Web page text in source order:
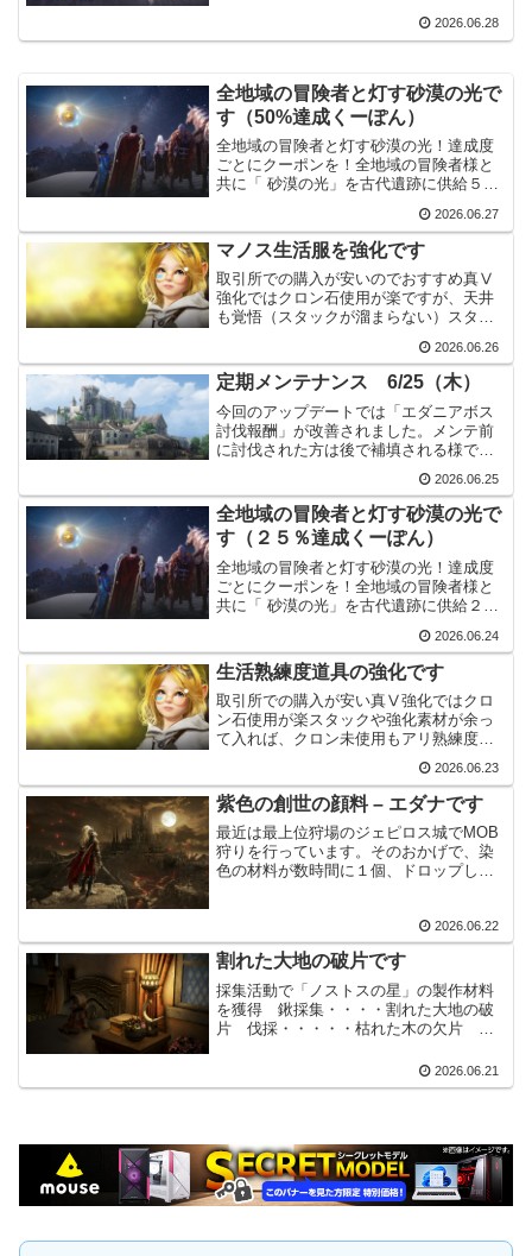
ただちょっと報酬が微妙です。狩りスペ
シャルパスを購入し...
2026.06.28
全地域の冒険者と灯す砂漠の光で
す（50%達成くーぽん）
全地域の冒険者と灯す砂漠の光！達成度
ごとにクーポンを！全地域の冒険者様と
共に「 砂漠の光」を古代遺跡に供給５
BRIG-HTER50%、2段階証の目標獲得数
「500,000,000個」を達成したようで...
2026.06.27
マノス生活服を強化です
取引所での購入が安いのでおすすめ真Ⅴ
強化ではクロン石使用が楽ですが、天井
も覚悟（スタックが溜まらない）スタッ
化自体に時間が掛かる事を注意生活熟練
度を少しでも上げる為、マノス生活服に
手を出しました。・・・強...
2026.06.26
定期メンテナンス 6/25（木）
今回のアップデートでは「エダニアボス
討伐報酬」が改善されました。メンテ前
に討伐された方は後で補填される様で
まります。ソラレレギュラーシーズンが
終わったので、しばらくは赤戦になりそ
うです。主要アップデート各...
2026.06.25
全地域の冒険者と灯す砂漠の光で
す（２５％達成くーぽん）
全地域の冒険者と灯す砂漠の光！達成度
ごとにクーポンを！全地域の冒険者様と
共に「 砂漠の光」を古代遺跡に供給２
OURY-EARSまずは25%、1段階証の目標
獲得数「250,000,000個」を達成した...
2026.06.24
生活熟練度道具の強化です
取引所での購入が安い真Ⅴ強化ではクロ
ン石使用が楽スタックや強化素材が余っ
て入れば、クロン未使用もアリ熟練度を
少しでも上げる為、生活熟練度道具を強
化しました。おたまやフラスコ、椅子と
かです。アクセや服に比べれば、かなり
楽な部類だと思います。特...
2026.06.23
紫色の創世の顔料 – エダナです
最近は最上位狩場のジェピロス城でMOB
狩りを行っています。そのおかげで、染
色の材料が数時間に１個、ドロップして
ロっと「紫色の創世の顔料 - エダナ」が
出てくれました。い...
2026.06.22
割れた大地の破片です
採集活動で「ノストスの星」の製作材料
を獲得 鍬採集・・・・割れた大地の破
片 伐採・・・・・枯れた木の欠片 樹
鉱・・・・・微かな鉱脈の破片 屠
殺・・・・・微かな野生の魂 なめ
2026.06.21